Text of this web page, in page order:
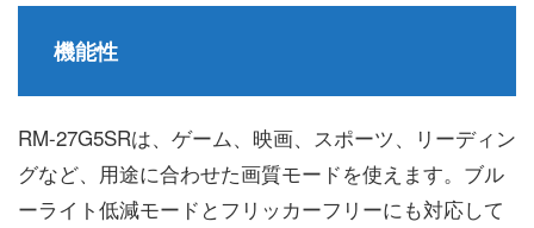
機能性
RM-27G5SRは、ゲーム、映画、スポーツ、リーディン
グなど、用途に合わせた画質モードを使えます。ブル
ーライト低減モードとフリッカーフリーにも対応して